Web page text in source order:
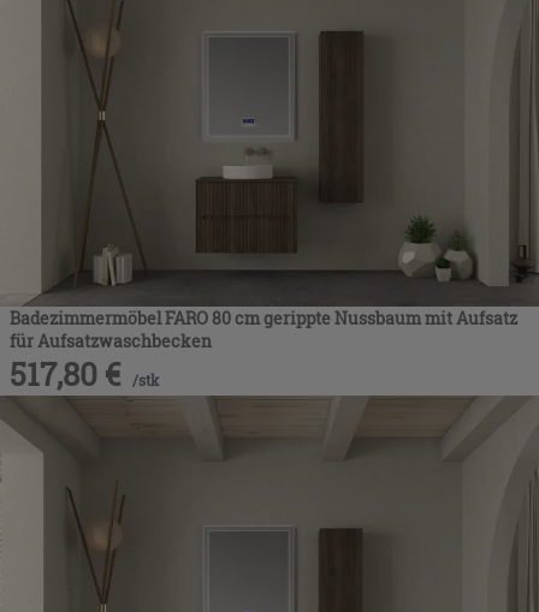
Badezimmermöbel FARO 80 cm gerippte Nussbaum mit Aufsatz
für Aufsatzwaschbecken
517,80 € /stk